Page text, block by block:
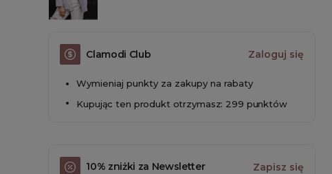
Clamodi Club Zaloguj się
Wymieniaj punkty za zakupy na rabaty
Kupując ten produkt otrzymasz: 299 punktów
10% zniżki za Newsletter Zapisz się